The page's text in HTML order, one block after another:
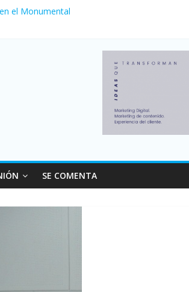
el Monumental
y consumo turístico: 4,6 millones de
en julio: bajó un 12,6% interanual
SE COMENTA